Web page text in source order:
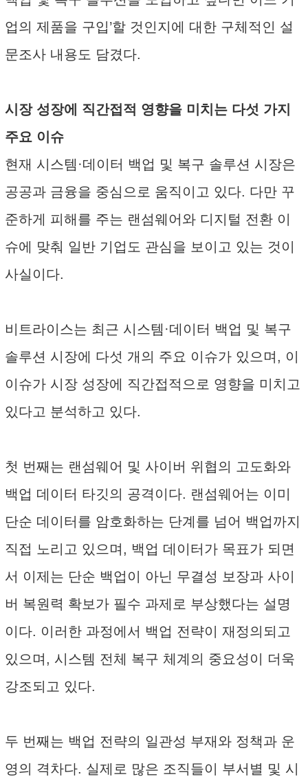
업의 제품을 구입’할 것인지에 대한 구체적인 설
문조사 내용도 담겼다.
시장 성장에 직간접적 영향을 미치는 다섯 가지
주요 이슈
현재 시스템·데이터 백업 및 복구 솔루션 시장은
공공과 금융을 중심으로 움직이고 있다. 다만 꾸
준하게 피해를 주는 랜섬웨어와 디지털 전환 이
슈에 맞춰 일반 기업도 관심을 보이고 있는 것이
사실이다.
비트라이스는 최근 시스템·데이터 백업 및 복구
솔루션 시장에 다섯 개의 주요 이슈가 있으며, 이
이슈가 시장 성장에 직간접적으로 영향을 미치고
있다고 분석하고 있다.
첫 번째는 랜섬웨어 및 사이버 위협의 고도화와
백업 데이터 타깃의 공격이다. 랜섬웨어는 이미
단순 데이터를 암호화하는 단계를 넘어 백업까지
직접 노리고 있으며, 백업 데이터가 목표가 되면
서 이제는 단순 백업이 아닌 무결성 보장과 사이
버 복원력 확보가 필수 과제로 부상했다는 설명
이다. 이러한 과정에서 백업 전략이 재정의되고
있으며, 시스템 전체 복구 체계의 중요성이 더욱
강조되고 있다.
두 번째는 백업 전략의 일관성 부재와 정책과 운
영의 격차다. 실제로 많은 조직들이 부서별 및 시